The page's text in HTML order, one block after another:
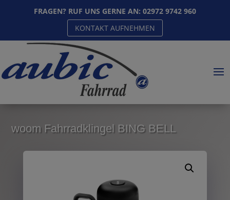
FRAGEN? RUF UNS GERNE AN: 02972 9742 960
KONTAKT AUFNEHMEN
woom Fahrradklingel BING BELL